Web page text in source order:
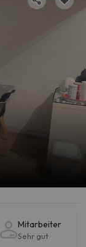
Mitarbeiter
Sehr gut